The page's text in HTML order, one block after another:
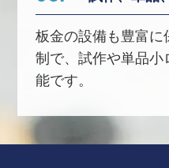
板金の設備も豊富に
制で、試作や単品小
能です。